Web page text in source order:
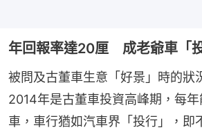
年回報率達20厘 成老爺車「投
被問及古董車生意「好景」時的狀
2014年是古董車投資高峰期，每
車，車行猶如汽車界「投行」，即